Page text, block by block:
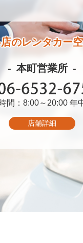
のレンタカー
本町営業所
06-6532-6750
間：8:00～20:00 年
店舗詳細